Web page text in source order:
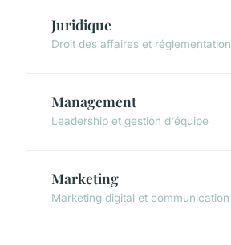
Juridique
Droit des affaires et réglementation
Management
Leadership et gestion d'équipe
Marketing
Marketing digital et communication